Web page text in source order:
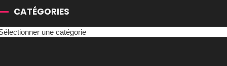
CATÉGORIES